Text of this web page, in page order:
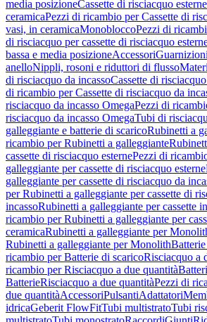
media posizioneCassette di risciacquo
ceramicaPezzi di ricambio per Cassette di
vasi, in ceramicaMonobloccoPezzi di
di risciacquo per cassette di risciacquo
bassa e media posizioneAccessoriGuarnizioni
anelloNippli, rosoni e riduttori di flusso
di risciacquo da incassoCassette di
di ricambio per Cassette di risciacquo da
risciacquo da incasso OmegaPezzi di
risciacquo da incasso OmegaTubi di
galleggiante e batterie di scaricoRubinetti a
ricambio per Rubinetti a galleggiante
cassette di risciacquo esternePezzi di
galleggiante per cassette di risciacquo esterne
galleggiante per cassette di risciacquo da
per Rubinetti a galleggiante per cassette di
incassoRubinetti a galleggiante per cassette
ricambio per Rubinetti a galleggiante per
ceramicaRubinetti a galleggiante per
Rubinetti a galleggiante per Monolith
ricambio per Batterie di scaricoRisciacquo a
ricambio per Risciacquo a due quantità
BatterieRisciacquo a due quantitàPezzi di
due quantitàAccessoriPulsantiAdattatori
idricaGeberit FlowFitTubi multistratoTubi